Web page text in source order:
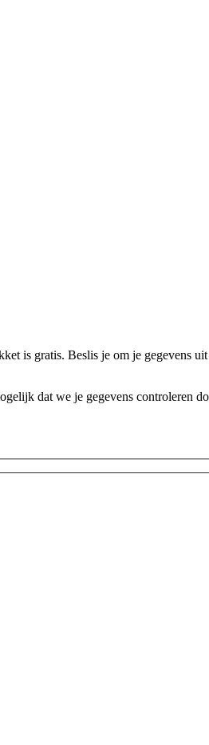
is gratis. Beslis je om je gegevens
dat we je gegevens controleren